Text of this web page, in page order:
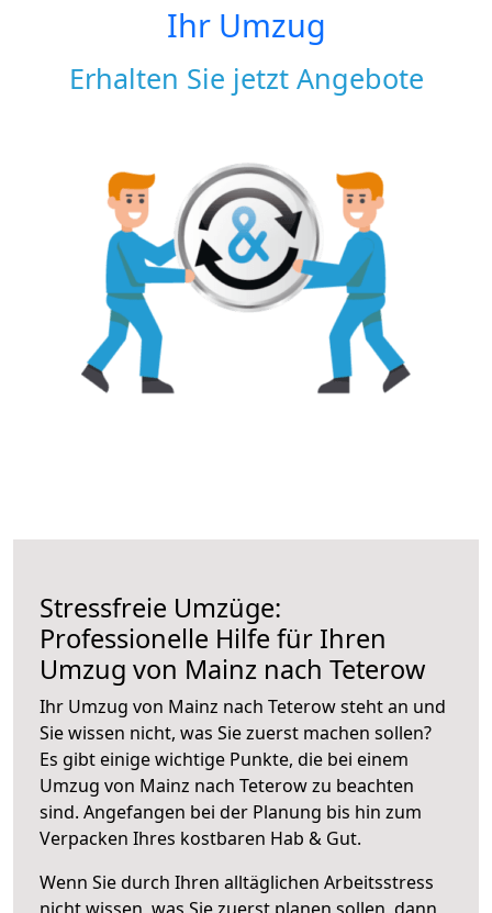
Ihr Umzug
Erhalten Sie jetzt Angebote
Stressfreie Umzüge:
Professionelle Hilfe für Ihren
Umzug von Mainz nach Teterow
Ihr Umzug von Mainz nach Teterow steht an und
Sie wissen nicht, was Sie zuerst machen sollen?
Es gibt einige wichtige Punkte, die bei einem
Umzug von Mainz nach Teterow zu beachten
sind. Angefangen bei der Planung bis hin zum
Verpacken Ihres kostbaren Hab & Gut.
Wenn Sie durch Ihren alltäglichen Arbeitsstress